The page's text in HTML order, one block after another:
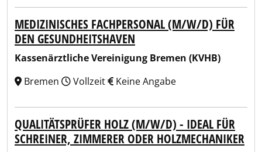
MEDIZINISCHES FACHPERSONAL (M/W/D) FÜR
DEN GESUNDHEITSHAVEN
Kassenärztliche Vereinigung Bremen (KVHB)
Bremen
Vollzeit Keine Angabe
QUALITÄTSPRÜFER HOLZ (M/W/D) - IDEAL FÜR
SCHREINER, ZIMMERER ODER HOLZMECHANIKER